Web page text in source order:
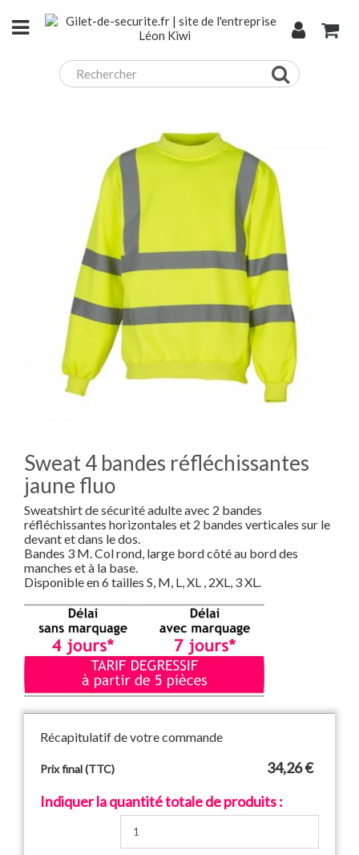
Sweat 4 bandes réfléchissantes
jaune fluo
Sweatshirt de sécurité adulte avec 2 bandes
réfléchissantes horizontales et 2 bandes verticales sur le
devant et dans le dos.
Bandes 3 M. Col rond, large bord côté au bord des
manches et à la base.
Disponible en 6 tailles S, M, L, XL , 2XL, 3 XL.
Récapitulatif de votre commande
Prix final (TTC)
34,26 €
Indiquer la quantité totale de produits :